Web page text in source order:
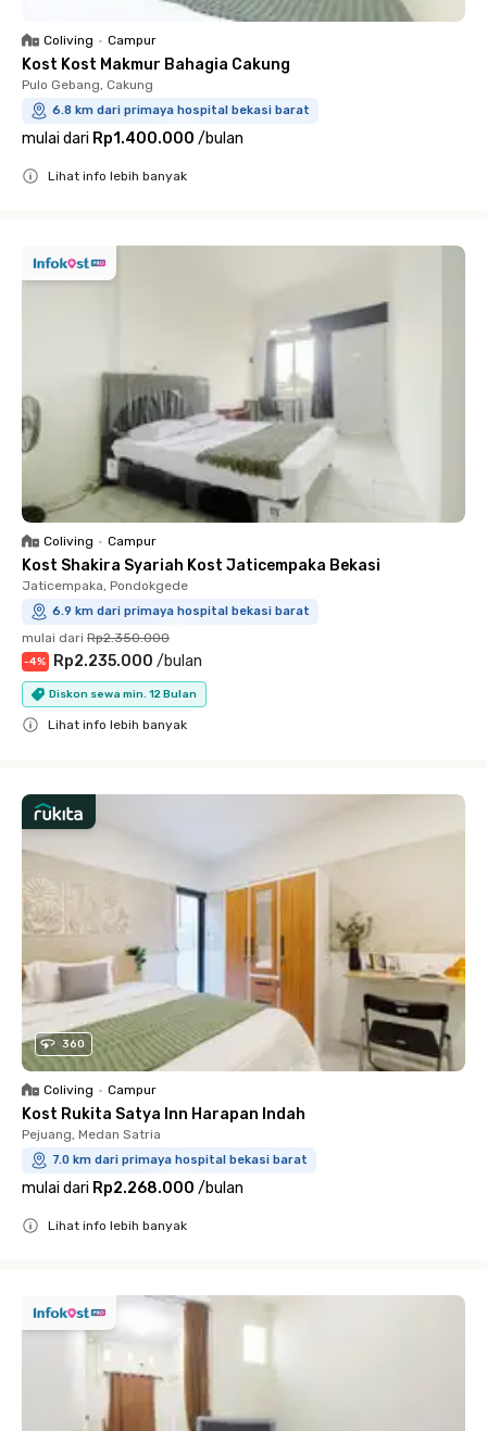
Coliving • Campur
Kost Kost Makmur Bahagia Cakung
Pulo Gebang, Cakung
6.8 km dari primaya hospital bekasi barat
mulai dari Rp1.400.000 /bulan
Lihat info lebih banyak
Coliving • Campur
Kost Shakira Syariah Kost Jaticempaka Bekasi
Jaticempaka, Pondokgede
6.9 km dari primaya hospital bekasi barat
mulai dari Rp2.350.000
-4% Rp2.235.000 /bulan
Diskon sewa min. 12 Bulan
Lihat info lebih banyak
360
Coliving • Campur
Kost Rukita Satya Inn Harapan Indah
Pejuang, Medan Satria
7.0 km dari primaya hospital bekasi barat
mulai dari Rp2.268.000 /bulan
Lihat info lebih banyak